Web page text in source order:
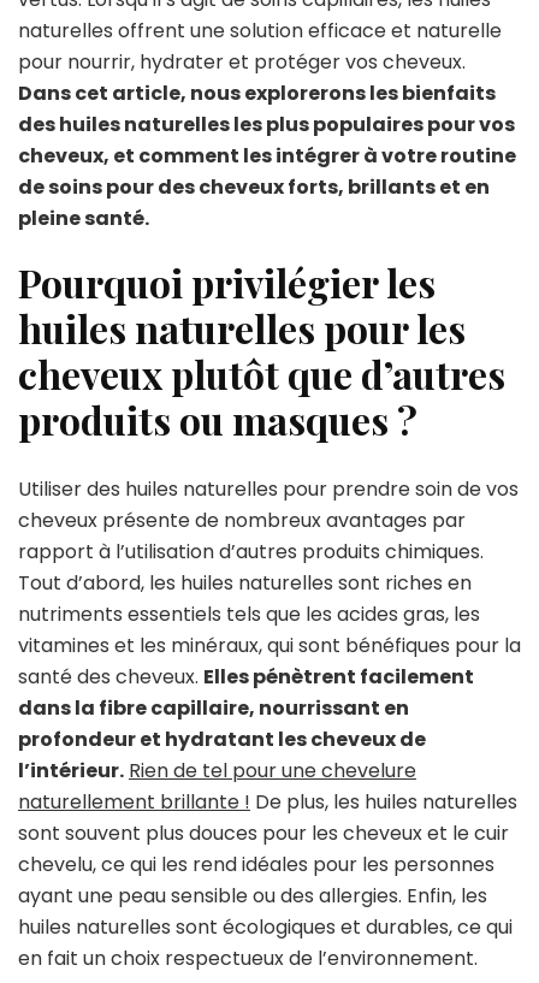
les
cheveux
naturelles offrent une solution efficace et naturelle
pour nourrir, hydrater et protéger vos cheveux.
Dans cet article, nous explorerons les bienfaits
des huiles naturelles les plus populaires pour vos
cheveux, et comment les intégrer à votre routine
de soins pour des cheveux forts, brillants et en
pleine santé.
Pourquoi privilégier les
huiles naturelles pour les
cheveux plutôt que d’autres
produits ou masques ?
Utiliser des huiles naturelles pour prendre soin de vos
cheveux présente de nombreux avantages par
rapport à l’utilisation d’autres produits chimiques.
Tout d’abord, les huiles naturelles sont riches en
nutriments essentiels tels que les acides gras, les
vitamines et les minéraux, qui sont bénéfiques pour la
santé des cheveux. Elles pénètrent facilement
dans la fibre capillaire, nourrissant en
profondeur et hydratant les cheveux de
l’intérieur. Rien de tel pour une chevelure
naturellement brillante ! De plus, les huiles naturelles
sont souvent plus douces pour les cheveux et le cuir
chevelu, ce qui les rend idéales pour les personnes
ayant une peau sensible ou des allergies. Enfin, les
huiles naturelles sont écologiques et durables, ce qui
en fait un choix respectueux de l’environnement.